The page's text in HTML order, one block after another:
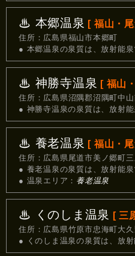
♨ 本郷温泉 [ 福山・
住所：広島県福山市本郷町
● 本郷温泉の泉質は、放射能泉
♨ 神勝寺温泉 [ 福山
住所：広島県沼隅郡沼隅町中
● 神勝寺温泉の泉質は、放射能
♨ 養老温泉 [ 福山・
住所：広島県尾道市美ノ郷町
● 養老温泉の泉質は、放射能泉
● 温泉エリア： 養老温泉
♨ くのしま温泉 [ 三
住所：広島県竹原市忠海町大久
● くのしま温泉の泉質は、放射